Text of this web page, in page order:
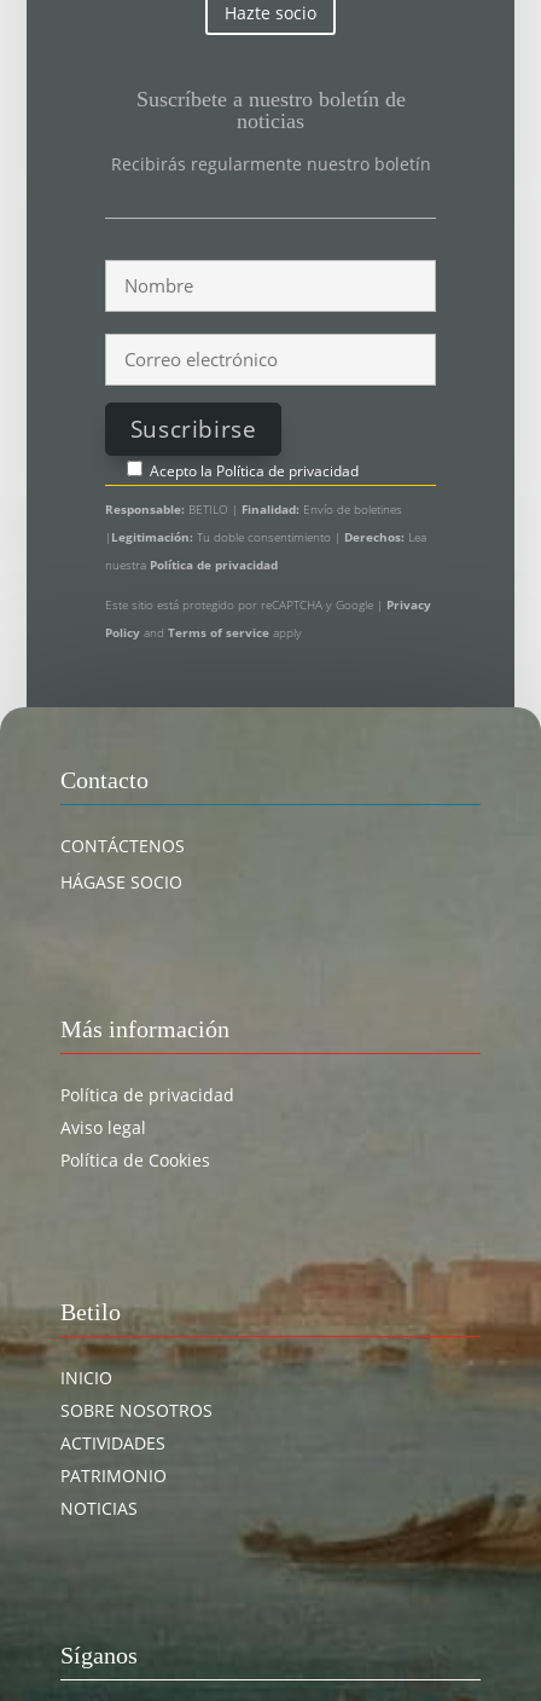
Hazte socio
Suscríbete a nuestro boletín de
noticias
Recibirás regularmente nuestro boletín
Acepto la Política de privacidad
Responsable: BETILO | Finalidad: Envío de boletines
| Legitimación: Tu doble consentimiento | Derechos: Lea
nuestra Política de privacidad
Este sitio está protegido por reCAPTCHA y Google | Privacy
Policy and Terms of serviceapply
Contacto
CONTÁCTENOS
HÁGASE SOCIO
Más información
Política de privacidad
Aviso legal
Política de Cookies
Betilo
INICIO
SOBRE NOSOTROS
ACTIVIDADES
PATRIMONIO
NOTICIAS
Síganos